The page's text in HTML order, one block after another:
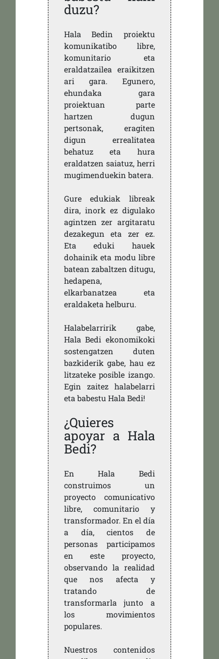
duzu?
Hala Bedin proiektu
komunikatibo libre,
komunitario eta
eraldatzailea eraikitzen
ari gara. Egunero,
ehundaka gara
proiektuan parte
hartzen dugun
pertsonak, eragiten
digun errealitatea
behatuz eta hura
eraldatzen saiatuz, herri
mugimenduekin batera.
Gure edukiak libreak
dira, inork ez digulako
agintzen zer argitaratu
dezakegun eta zer ez.
Eta eduki hauek
dohainik eta modu libre
batean zabaltzen ditugu,
hedapena,
elkarbanatzea eta
eraldaketa helburu.
Halabelarririk gabe,
Hala Bedi ekonomikoki
sostengatzen duten
bazkiderik gabe, hau ez
litzateke posible izango.
Egin zaitez halabelarri
eta babestu Hala Bedi!
¿Quieres
apoyar a Hala
Bedi?
En Hala Bedi
construimos un
proyecto comunicativo
libre, comunitario y
transformador. En el día
a día, cientos de
personas participamos
en este proyecto,
observando la realidad
que nos afecta y
tratando de
transformarla junto a
los movimientos
populares.
Nuestros contenidos